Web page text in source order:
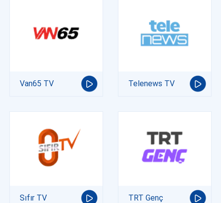
Van65 TV Telenews TV
Sıfır TV TRT Genç